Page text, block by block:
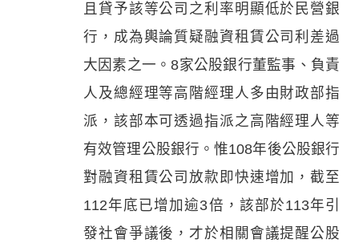
且貸予該等公司之利率明顯低於民營銀
行，成為輿論質疑融資租賃公司利差過
大因素之一。8家公股銀行董監事、負責
人及總經理等高階經理人多由財政部指
派，該部本可透過指派之高階經理人等
有效管理公股銀行。惟108年後公股銀行
對融資租賃公司放款即快速增加，截至
112年底已增加逾3倍，該部於113年引
發社會爭議後，才於相關會議提醒公股